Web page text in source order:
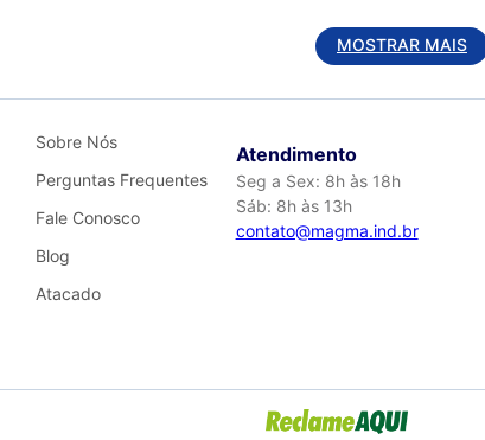
MOSTRAR MAIS
Sobre Nós
Perguntas Frequentes
Fale Conosco
Blog
Atacado
Atendimento
Seg a Sex: 8h às 18h
Sáb: 8h às 13h
contato@magma.ind.br